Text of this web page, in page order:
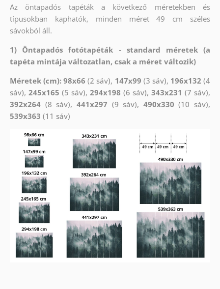
Az öntapadós tapéták a következő méretekben és
típusokban kaphatók, minden méret 49 cm széles
sávokból áll.
1) Öntapadós fotótapéták - standard méretek (a
tapéta mintája változatlan, csak a méret változik)
Méretek (cm): 98x66 (2 sáv), 147x99 (3 sáv), 196x132 (4
sáv), 245x165 (5 sáv),294x198 (6 sáv),343x231 (7 sáv),
392x264(8 sáv), 441x297 (9 sáv), 490x330 (10 sáv),
539x363 (11 sáv)